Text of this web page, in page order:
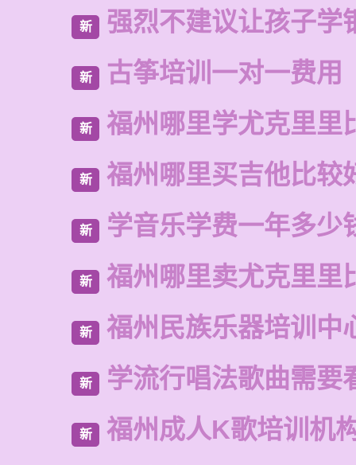
新 强烈不建议让孩子学
新 古筝培训一对一费用
新 福州哪里学尤克里里
新 福州哪里买吉他比较
新 学音乐学费一年多少
新 福州哪里卖尤克里里
新 福州民族乐器培训中
新 学流行唱法歌曲需要
新 福州成人K歌培训机